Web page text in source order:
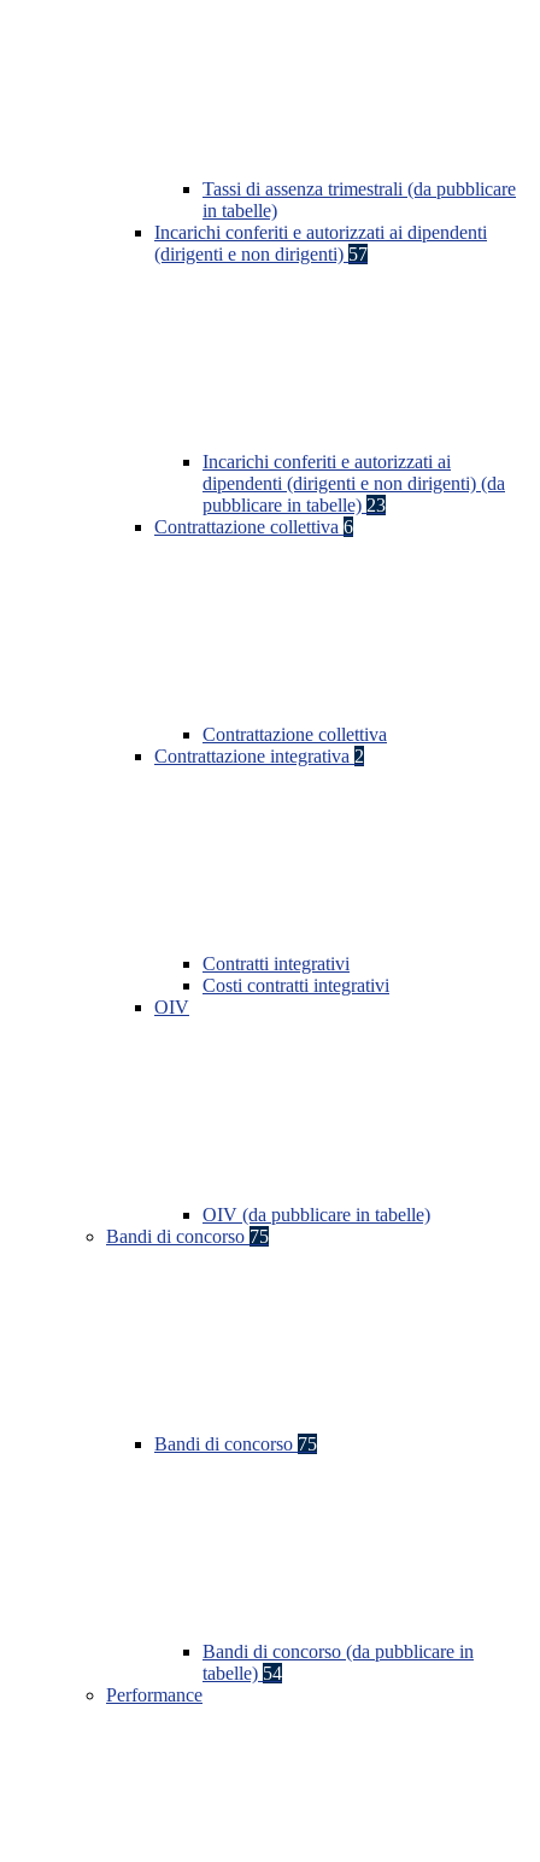
Tassi di assenza trimestrali (da pubblicare
in tabelle)
Incarichi conferiti e autorizzati ai dipendenti
(dirigenti e non dirigenti) 57
Incarichi conferiti e autorizzati ai
dipendenti (dirigenti e non dirigenti) (da
pubblicare in tabelle) 23
Contrattazione collettiva 6
Contrattazione collettiva
Contrattazione integrativa 2
Contratti integrativi
Costi contratti integrativi
OIV
OIV (da pubblicare in tabelle)
Bandi di concorso 75
Bandi di concorso 75
Bandi di concorso (da pubblicare in
tabelle) 54
Performance